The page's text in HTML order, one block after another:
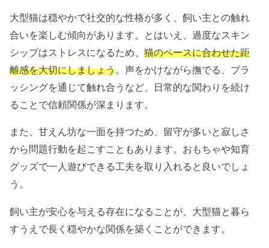
大型猫は穏やかで社交的な性格が多く、飼い主との触れ
合いを楽しむ傾向があります。とはいえ、過度なスキン
シップはストレスになるため、猫のペースに合わせた距
離感を大切にしましょう。声をかけながら撫でる、ブラ
ッシングを通じて触れ合うなど、日常的な関わりを続け
ることで信頼関係が深まります。
また、甘えん坊な一面を持つため、留守が多いと寂しさ
から問題行動を起こすこともあります。おもちゃや知育
グッズで一人遊びできる工夫を取り入れると良いでしょ
う。
飼い主が安心を与える存在になることが、大型猫と暮ら
すうえで長く穏やかな関係を築くことができます。